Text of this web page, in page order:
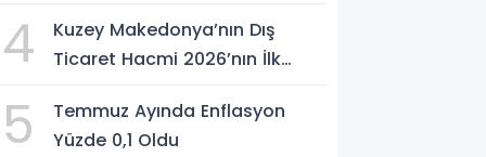
4
Kuzey Makedonya’nın Dış
Ticaret Hacmi 2026’nın İlk
5
Temmuz Ayında Enflasyon
Yüzde 0,1 Oldu